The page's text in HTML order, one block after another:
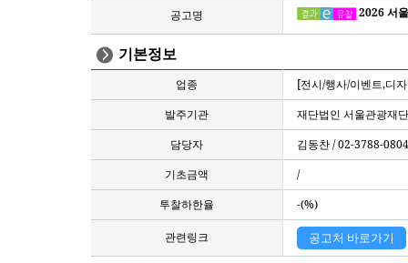
공고명 2026 서
기본정보
업종
[전시/행사/이벤트,디
발주기관
재단법인 서울관광재단
담당자
김동찬 / 02-3788-0804
기초금액
/
투찰하한율
-(%)
관련링크 공고처 바로가기